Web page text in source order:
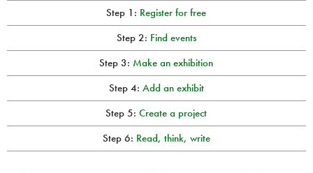
Step 1: Register for free
Step 2: Find events
Step 3: Make an exhibition
Step 4: Add an exhibit
Step 5:Create a project
Step 6: Read, think, write